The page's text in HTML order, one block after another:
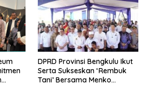
DPRD Provinsi Bengkulu Ikut
Serta Sukseskan ‘Rembuk
Tani’ Bersama Menko